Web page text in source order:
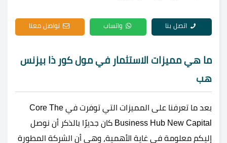
اتصل بنا واتساب تواصل معنا
ما هي مميزات الاستثمار في مول كور ذا بيزنس
هب
بعد ما تعرفنا على المميزات التي توفرت في Core The
Business Hub New Capital كان جديرًا بالذكر أن نوصل
إليكم معلومة في غاية الأهمية، وهي أن الشركة المطورة